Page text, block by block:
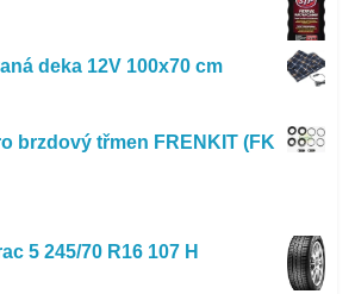
deka 12V 100x70 cm
brzdový třmen FRENKIT (FK
5 245/70 R16 107 H